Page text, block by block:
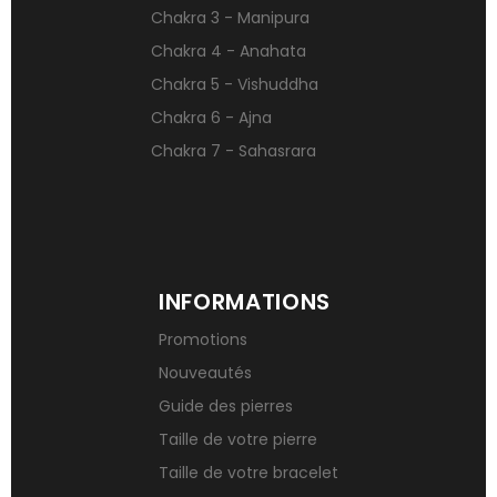
Signification des pierres de naissance
Chakra 3 - Manipura
Chakra 4 - Anahata
Chakra 5 - Vishuddha
Chakra 6 - Ajna
Chakra 7 - Sahasrara
INFORMATIONS
Promotions
Nouveautés
Guide des pierres
Taille de votre pierre
Taille de votre bracelet